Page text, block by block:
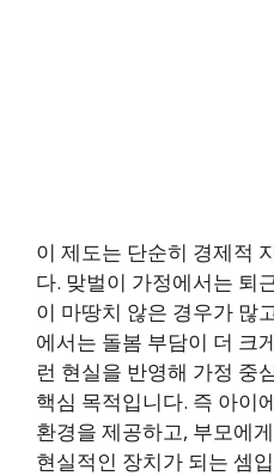
이 제도는 단순히 경제적
다. 맞벌이 가정에서는 퇴
이 마땅치 않은 경우가 많
에서는 돌봄 부담이 더 크
런 현실을 반영해 가정 중
핵심 목적입니다. 즉 아이
환경을 제공하고, 부모에
현실적인 장치가 되는 셈